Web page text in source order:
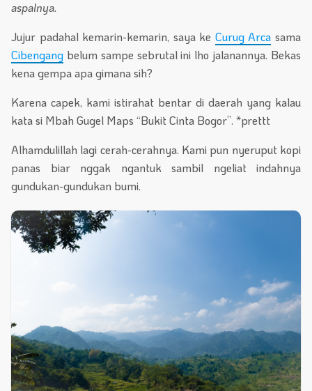
aspalnya.
Jujur padahal kemarin-kemarin, saya ke Curug Arca sama
Cibengang belum sampe sebrutal ini lho jalanannya. Bekas
kena gempa apa gimana sih?
Karena capek, kami istirahat bentar di daerah yang kalau
kata si Mbah Gugel Maps “Bukit Cinta Bogor”. *prettt
Alhamdulillah lagi cerah-cerahnya. Kami pun nyeruput kopi
panas biar nggak ngantuk sambil ngeliat indahnya
gundukan-gundukan bumi.